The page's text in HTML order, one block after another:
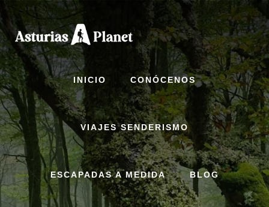
to
content
INICIO CONÓCENOS
VIAJES SENDERISMO
ESCAPADAS A MEDIDA BLOG